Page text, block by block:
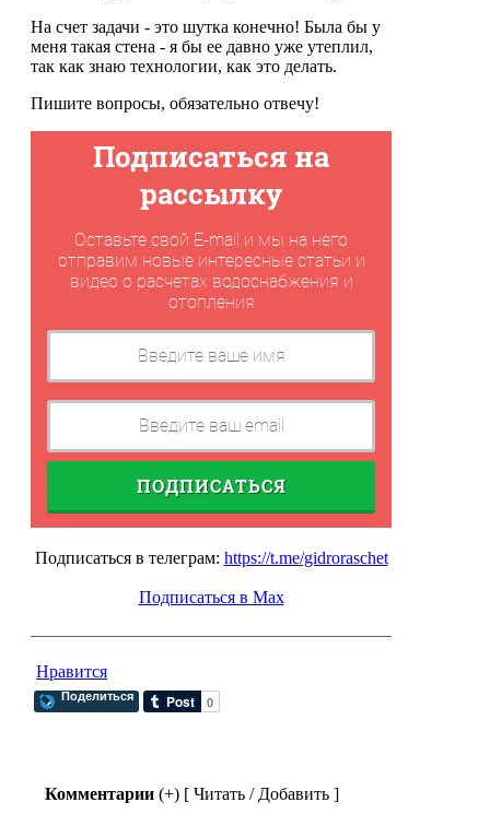
На счет задачи - это шутка конечно! Была бы у
меня такая стена - я бы ее давно уже утеплил,
так как знаю технологии, как это делать.
Пишите вопросы, обязательно отвечу!
Подписаться на
рассылку
Оставьте свой E-mail и мы на него
отправим новые интересные статьи и
видео о расчетах водоснабжения и
отопления
ПОДПИСАТЬСЯ
Подписаться в телеграм: https://t.me/gidroraschet
Подписаться в Max
Нравится
Поделиться
Комментарии (+) [ Читать / Добавить ]